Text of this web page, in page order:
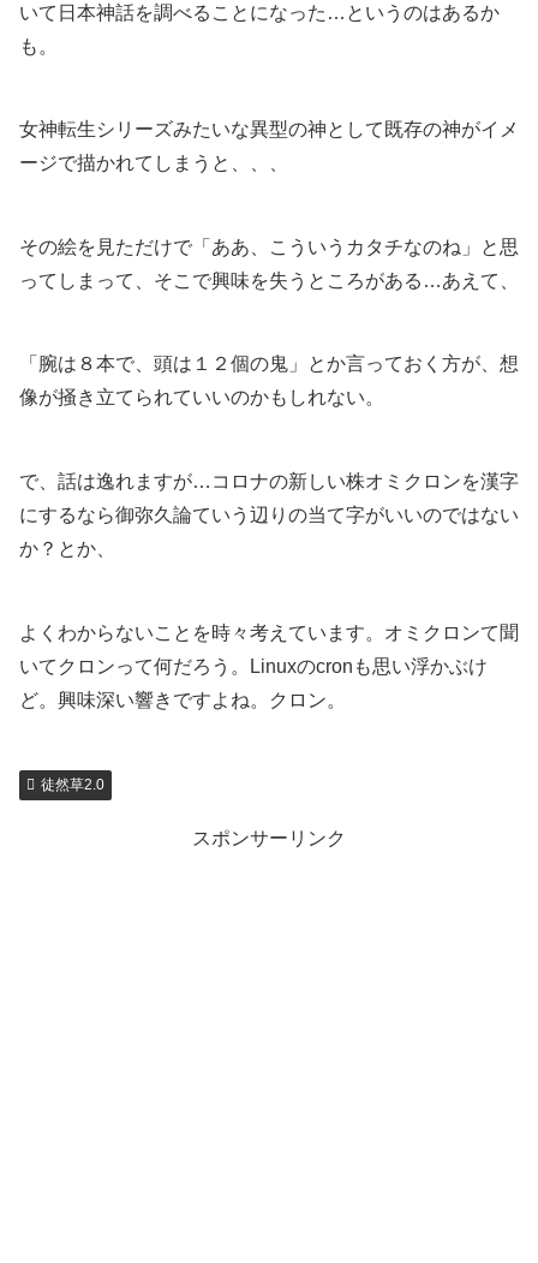
いて日本神話を調べることになった…というのはあるか
も。
女神転生シリーズみたいな異型の神として既存の神がイメ
ージで描かれてしまうと、、、
その絵を見ただけで「ああ、こういうカタチなのね」と思
ってしまって、そこで興味を失うところがある…あえて、
「腕は８本で、頭は１２個の鬼」とか言っておく方が、想
像が掻き立てられていいのかもしれない。
で、話は逸れますが…コロナの新しい株オミクロンを漢字
にするなら御弥久論ていう辺りの当て字がいいのではない
か？とか、
よくわからないことを時々考えています。オミクロンて聞
いてクロンって何だろう。Linuxのcronも思い浮かぶけ
ど。興味深い響きですよね。クロン。
徒然草2.0
スポンサーリンク